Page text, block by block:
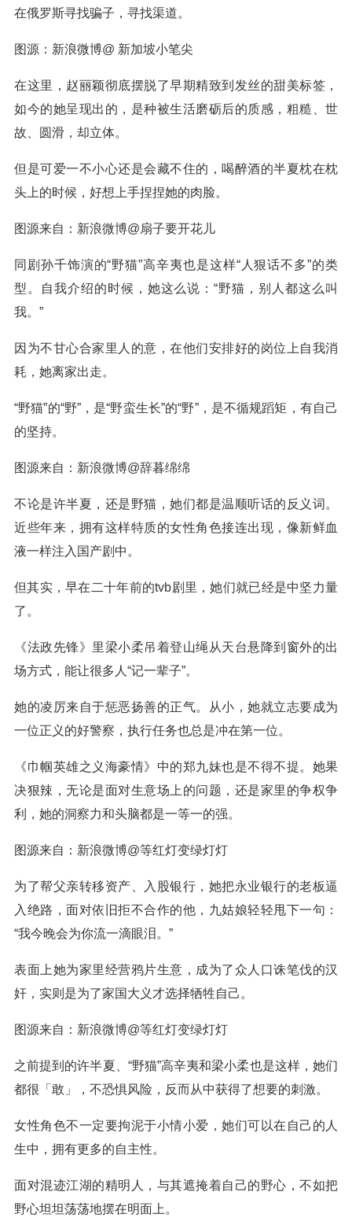
在俄罗斯寻找骗子，寻找渠道。
图源：新浪微博@ 新加坡小笔尖
在这里，赵丽颖彻底摆脱了早期精致到发丝的甜美标签，
如今的她呈现出的，是种被生活磨砺后的质感，粗糙、世
故、圆滑，却立体。
但是可爱一不小心还是会藏不住的，喝醉酒的半夏枕在枕
头上的时候，好想上手捏捏她的肉脸。
图源来自：新浪微博@扇子要开花儿
同剧孙千饰演的“野猫”高辛夷也是这样“人狠话不多”的类
型。自我介绍的时候，她这么说：“野猫，别人都这么叫
我。”
因为不甘心合家里人的意，在他们安排好的岗位上自我消
耗，她离家出走。
“野猫”的“野”，是“野蛮生长”的“野”，是不循规蹈矩，有自己
的坚持。
图源来自：新浪微博@辞暮绵绵
不论是许半夏，还是野猫，她们都是温顺听话的反义词。
近些年来，拥有这样特质的女性角色接连出现，像新鲜血
液一样注入国产剧中。
但其实，早在二十年前的tvb剧里，她们就已经是中坚力量
了。
《法政先锋》里梁小柔吊着登山绳从天台悬降到窗外的出
场方式，能让很多人“记一辈子”。
她的凌厉来自于惩恶扬善的正气。从小，她就立志要成为
一位正义的好警察，执行任务也总是冲在第一位。
《巾帼英雄之义海豪情》中的郑九妹也是不得不提。她果
决狠辣，无论是面对生意场上的问题，还是家里的争权争
利，她的洞察力和头脑都是一等一的强。
图源来自：新浪微博@等红灯变绿灯灯
为了帮父亲转移资产、入股银行，她把永业银行的老板逼
入绝路，面对依旧拒不合作的他，九姑娘轻轻甩下一句：
“我今晚会为你流一滴眼泪。”
表面上她为家里经营鸦片生意，成为了众人口诛笔伐的汉
奸，实则是为了家国大义才选择牺牲自己。
图源来自：新浪微博@等红灯变绿灯灯
之前提到的许半夏、“野猫”高辛夷和梁小柔也是这样，她们
都很「敢」，不恐惧风险，反而从中获得了想要的刺激。
女性角色不一定要拘泥于小情小爱，她们可以在自己的人
生中，拥有更多的自主性。
面对混迹江湖的精明人，与其遮掩着自己的野心，不如把
野心坦坦荡荡地摆在明面上。